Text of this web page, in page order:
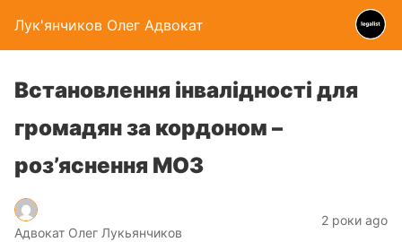
Лук'янчиков Олег Адвокат
Встановлення інвалідності для
громадян за кордоном –
роз’яснення МОЗ
Адвокат Олег Лукьянчиков
2 роки ago